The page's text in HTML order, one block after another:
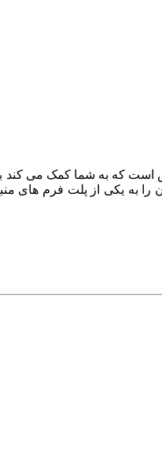
یکی از پلت فرم های